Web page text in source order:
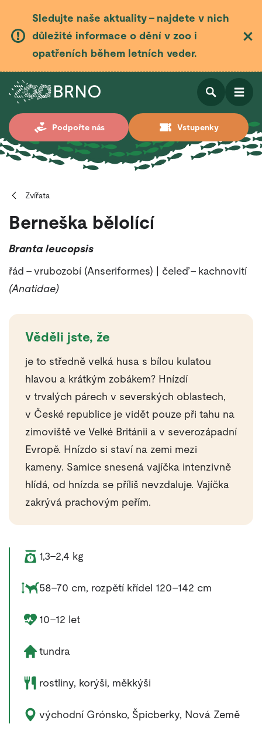
Sledujte naše aktuality – najdete v nich
důležité informace o dění v zoo i
opatřeních během letních veder.
Podpořte nás Vstupenky
Otevřít
Otevřít
Zvířata
Berneška bělolící
Branta leucopsis
řád – vrubozobí (Anseriformes) | čeleď – kachnovití
(Anatidae)
Věděli jste, že
je to středně velká husa s bílou kulatou
hlavou a krátkým zobákem? Hnízdí
v trvalých párech v severských oblastech,
v České republice je vidět pouze při tahu na
zimoviště ve Velké Británii a v severozápadní
Evropě. Hnízdo si staví na zemi mezi
kameny. Samice snesená vajíčka intenzivně
hlídá, od hnízda se příliš nevzdaluje. Vajíčka
zakrývá prachovým peřím.
Váha zvířete:
1,3–2,4 kg
Rozměry zvířete:
58–70 cm, rozpětí křídel 120–142 cm
Délka života zvířete:
10–12 let
Životní prostředí zvířete:
tundra
Potrava zvířete:
rostliny, korýši, měkkýši
Výskyt zvířete:
východní Grónsko, Špicberky, Nová Země